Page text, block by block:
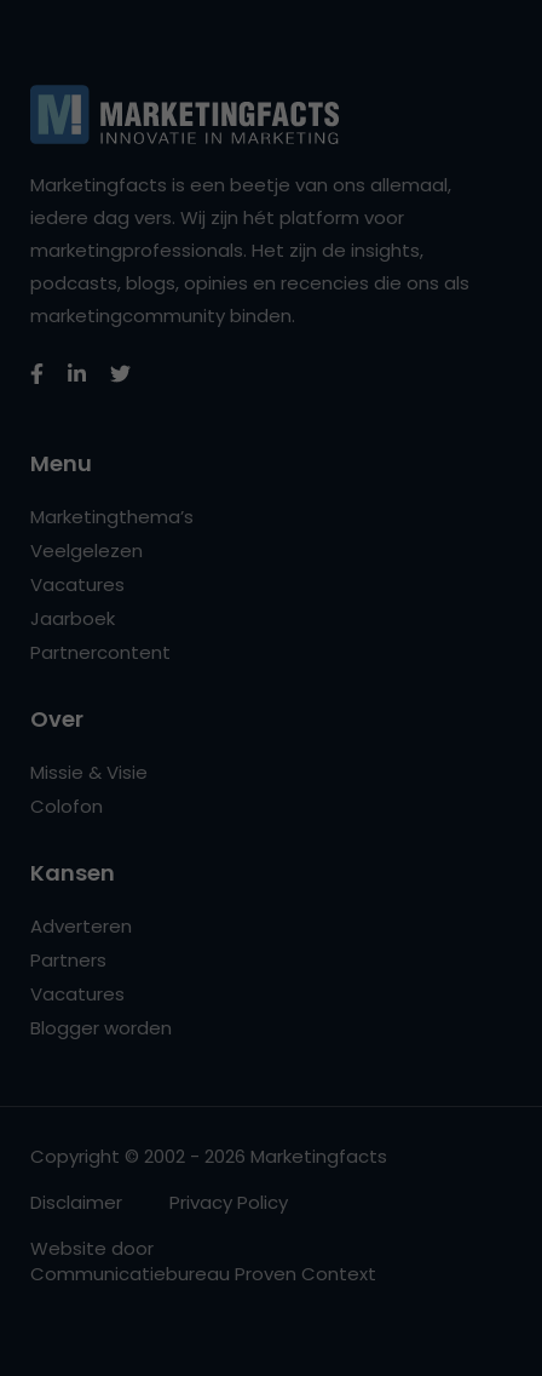
Marketingfacts is een beetje van ons allemaal,
iedere dag vers. Wij zijn hét platform voor
marketingprofessionals. Het zijn de insights,
podcasts, blogs, opinies en recencies die ons als
marketingcommunity binden.
Menu
Marketingthema’s
Veelgelezen
Vacatures
Jaarboek
Partnercontent
Over
Missie & Visie
Colofon
Kansen
Adverteren
Partners
Vacatures
Blogger worden
Copyright © 2002 - 2026 Marketingfacts
Disclaimer
Privacy Policy
Website door
Communicatiebureau Proven Context